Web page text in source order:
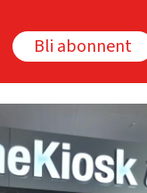
Bli abonnent